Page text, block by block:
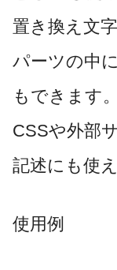
置き換え文
パーツの中
もできます。
CSSや外部
記述にも使
使用例